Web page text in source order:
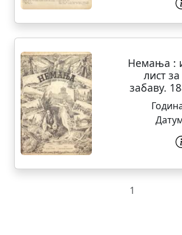
Немања :
лист
забаву.
1